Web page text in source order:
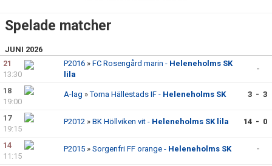
KONTAKT
DOKUMENT
AVGIFTER
Spelade matcher
JUNI 2026
21
13:30
P2016 » FC Rosengård marin - Heleneholms SK
lila
-
18
19:00
A-lag »Torna Hällestads IF - Heleneholms SK 3 - 3
17
19:15
P2012 » BK Höllviken vit - Heleneholms SK lila 14 - 0
14
11:15
P2015 » Sorgenfri FF orange - Heleneholms SK -